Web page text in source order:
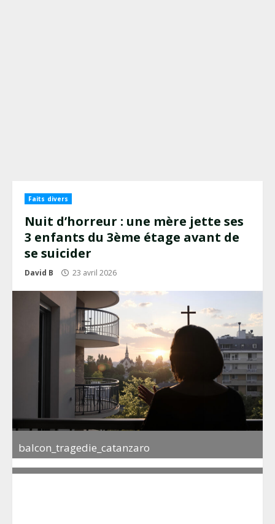
Faits divers
Nuit d’horreur : une mère jette ses
3 enfants du 3ème étage avant de
se suicider
David B 23 avril 2026
balcon_tragedie_catanzaro